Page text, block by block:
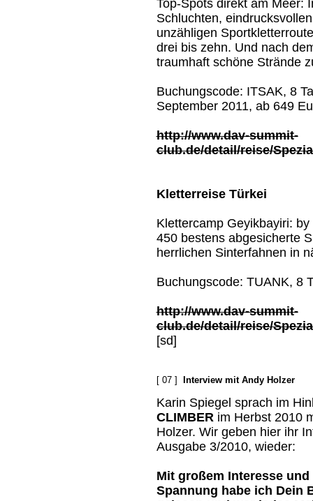
Top-Spots direkt am Meer:
Schluchten,
unzähligen
drei bis zehn. Und nach
traumhaft schöne Strände
Buchungscode: ITSAK, 8
September 2011, ab 649
http://www.dav-summit-
club.de/detail/reise/
Kletterreise Türkei
Klettercamp Geyikbayiri:
450 bestens abgesicherte
herrlichen Sinterfahnen in
Buchungscode: TUANK, 8
http://www.dav-summit-
club.de/detail/reise/
[sd]
[ 07 ] Interview mit Andy Holzer
Karin Spiegel sprach im
CLIMBERim Herbst 2010
Holzer. Wir geben hier ihr
Ausgabe 3/2010, wieder:
Mit großem Interesse und
Spannung habe ich Dein